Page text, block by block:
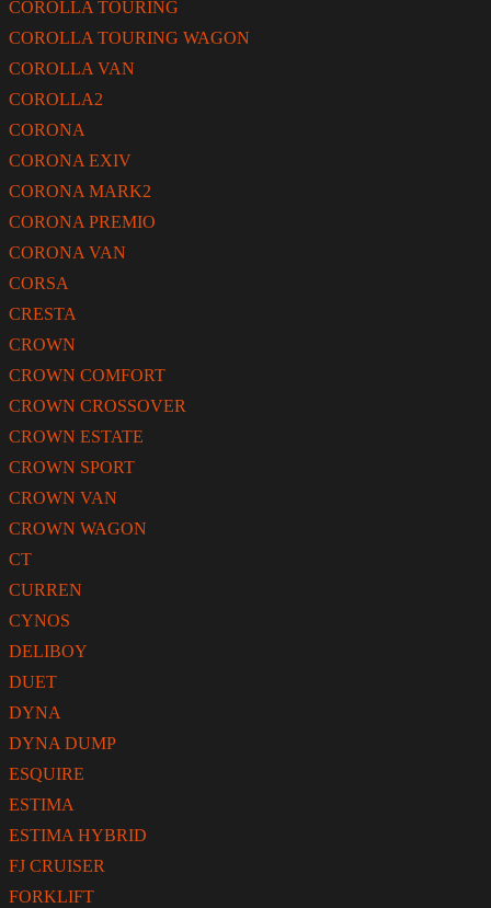
COROLLA TOURING
COROLLA TOURING WAGON
COROLLA VAN
COROLLA2
CORONA
CORONA EXIV
CORONA MARK2
CORONA PREMIO
CORONA VAN
CORSA
CRESTA
CROWN
CROWN COMFORT
CROWN CROSSOVER
CROWN ESTATE
CROWN SPORT
CROWN VAN
CROWN WAGON
CT
CURREN
CYNOS
DELIBOY
DUET
DYNA
DYNA DUMP
ESQUIRE
ESTIMA
ESTIMA HYBRID
FJ CRUISER
FORKLIFT